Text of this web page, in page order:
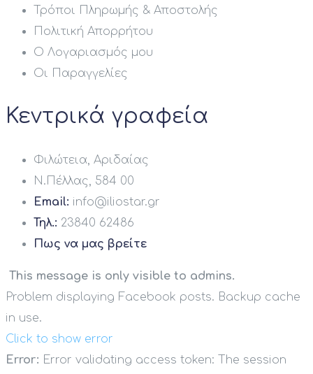
Τρόποι Πληρωμής & Αποστολής
Πολιτική Απορρήτου
Ο Λογαριασμός μου
Οι Παραγγελίες
Κεντρικά γραφεία
Φιλώτεια, Αριδαίας
Ν.Πέλλας, 584 00
Email: info@iliostar.gr
Τηλ.: 23840 62486
Πως να μας βρείτε
This message is only visible to admins.
Problem displaying Facebook posts. Backup cache
in use.
Click to show error
Error: Error validating access token: The session